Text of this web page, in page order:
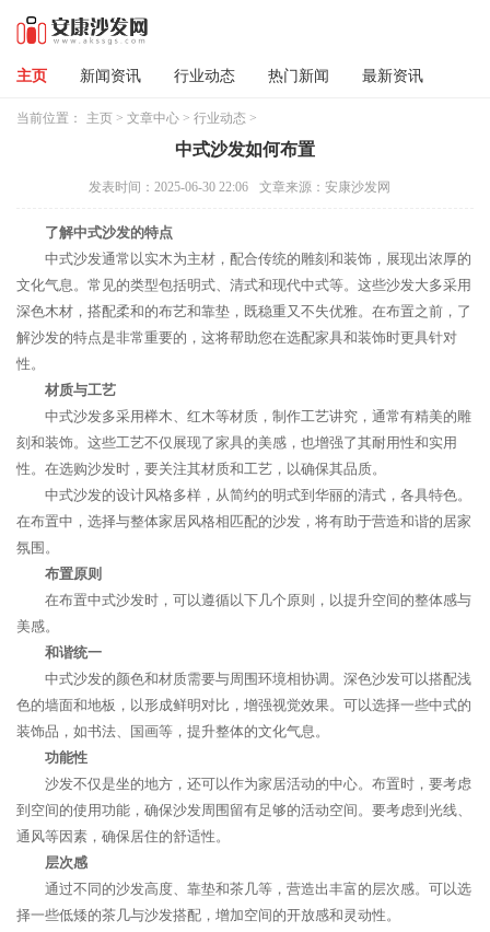
主页 新闻资讯 行业动态 热门新闻 最新资讯
当前位置： 主页 > 文章中心 > 行业动态 >
中式沙发如何布置
发表时间：2025-06-30 22:06 文章来源：安康沙发网
了解中式沙发的特点
中式沙发通常以实木为主材，配合传统的雕刻和装饰，展现出浓厚的
文化气息。常见的类型包括明式、清式和现代中式等。这些沙发大多采用
深色木材，搭配柔和的布艺和靠垫，既稳重又不失优雅。在布置之前，了
解沙发的特点是非常重要的，这将帮助您在选配家具和装饰时更具针对
性。
材质与工艺
中式沙发多采用榉木、红木等材质，制作工艺讲究，通常有精美的雕
刻和装饰。这些工艺不仅展现了家具的美感，也增强了其耐用性和实用
性。在选购沙发时，要关注其材质和工艺，以确保其品质。
中式沙发的设计风格多样，从简约的明式到华丽的清式，各具特色。
在布置中，选择与整体家居风格相匹配的沙发，将有助于营造和谐的居家
氛围。
布置原则
在布置中式沙发时，可以遵循以下几个原则，以提升空间的整体感与
美感。
和谐统一
中式沙发的颜色和材质需要与周围环境相协调。深色沙发可以搭配浅
色的墙面和地板，以形成鲜明对比，增强视觉效果。可以选择一些中式的
装饰品，如书法、国画等，提升整体的文化气息。
功能性
沙发不仅是坐的地方，还可以作为家居活动的中心。布置时，要考虑
到空间的使用功能，确保沙发周围留有足够的活动空间。要考虑到光线、
通风等因素，确保居住的舒适性。
层次感
通过不同的沙发高度、靠垫和茶几等，营造出丰富的层次感。可以选
择一些低矮的茶几与沙发搭配，增加空间的开放感和灵动性。